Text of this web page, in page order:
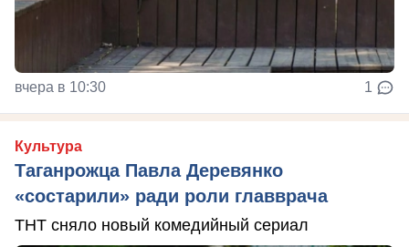
вчера в 10:30 1
Культура
Таганрожца Павла Деревянко
«состарили» ради роли главврача
ТНТ сняло новый комедийный сериал